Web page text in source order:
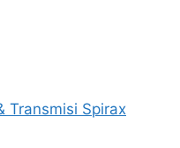
Transmisi Spirax